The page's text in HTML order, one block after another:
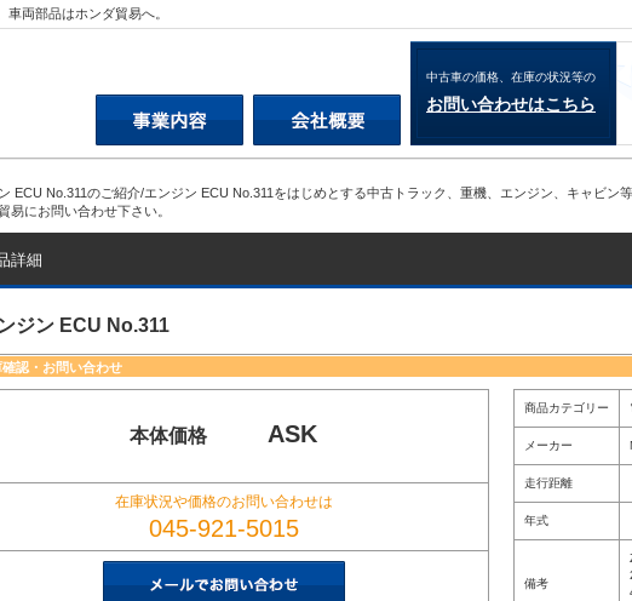
両部品はホンダ貿易へ。
中古車の価格、在庫の状況等の
お問い合わせはこちら
ECU No.311のご紹介/エンジン ECU No.311をはじめとする中古トラック、重機、エンジン、キャビン
易にお問い合わせ下さい。
詳細
ジン ECU No.311
確認・お問い合わせ
本体価格 ASK
在庫状況や価格のお問い合わせは
045-921-5015
商品カテゴリー
メーカー
走行距離
年式
備考